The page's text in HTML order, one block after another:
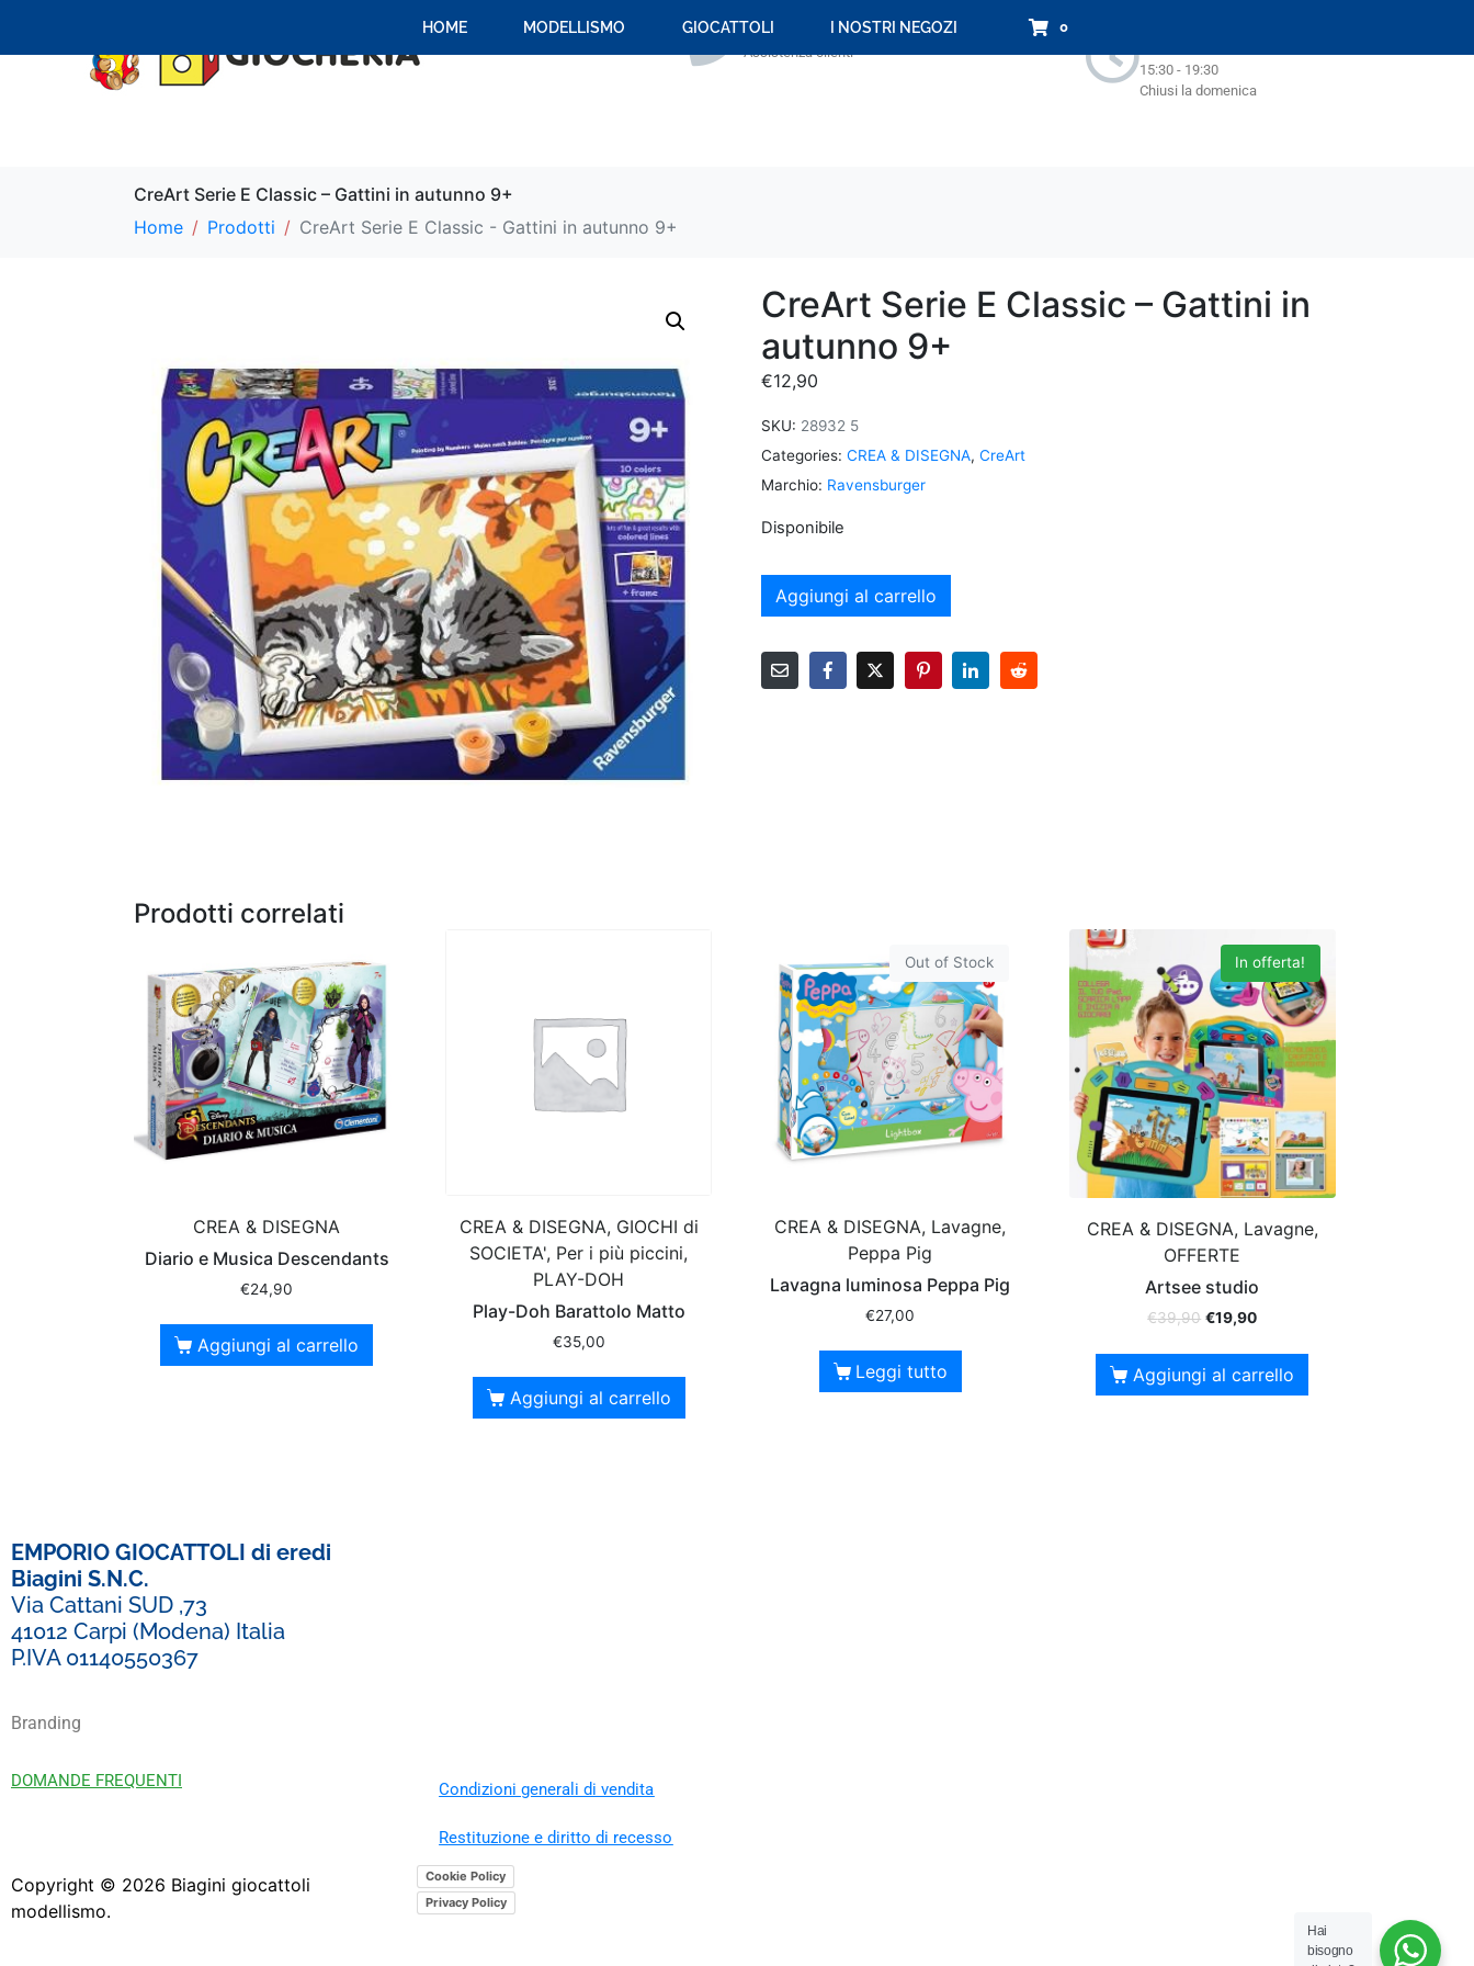
+39 059 694 092
Assistenza clienti
15:30 - 19:30
Chiusi la domenica
HOME MODELLISMO GIOCATTOLI I NOSTRI NEGOZI 0
CreArt Serie E Classic – Gattini in autunno 9+
Home
Prodotti CreArt Serie E Classic - Gattini in autunno 9+
CreArt Serie E Classic – Gattini in
autunno 9+
€12,90
SKU: 28932 5
Categories: CREA & DISEGNA, CreArt
Marchio: Ravensburger
Disponibile
Aggiungi al carrello
Prodotti correlati
CREA & DISEGNA
Diario e Musica Descendants
€24,90
Aggiungi al carrello
CREA & DISEGNA, GIOCHI di
SOCIETA', Per i più piccini,
PLAY-DOH
Play-Doh Barattolo Matto
€35,00
Aggiungi al carrello
Out of Stock
CREA & DISEGNA, Lavagne,
Peppa Pig
Lavagna luminosa Peppa Pig
€27,00
Leggi tutto
In offerta!
CREA & DISEGNA, Lavagne,
OFFERTE
Artsee studio
€39,90 €19,90
Aggiungi al carrello
EMPORIO GIOCATTOLI di eredi
Biagini S.N.C.
Via Cattani SUD ,73
41012 Carpi (Modena) Italia
P.IVA 01140550367
Branding
DOMANDE FREQUENTI Condizioni generali di vendita
Restituzione e diritto di recesso
Copyright © 2026 Biagini giocattoli
modellismo.
Cookie Policy
Privacy Policy
Hai
bisogno